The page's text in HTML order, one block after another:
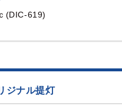
(DIC-619)
ジナル提灯